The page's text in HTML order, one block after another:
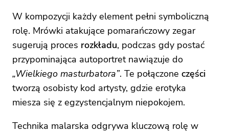
W kompozycji każdy element pełni symboliczną
rolę. Mrówki atakujące pomarańczowy zegar
sugerują proces rozkładu, podczas gdy postać
przypominająca autoportret nawiązuje do
„Wielkiego masturbatora”. Te połączone części
tworzą osobisty kod artysty, gdzie erotyka
miesza się z egzystencjalnym niepokojem.
Technika malarska odgrywa kluczową rolę w